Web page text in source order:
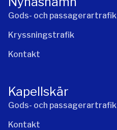
Gods- och passagerartrafik
Kryssningstrafik
Kontakt
Kapellskär
Gods- och passagerartrafik
Kontakt